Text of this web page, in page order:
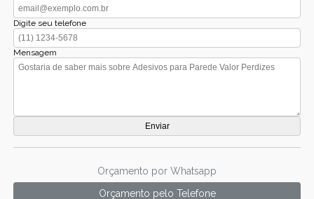
Digite seu telefone
Mensagem
Orçamento por Whatsapp
Orçamento pelo Telefone